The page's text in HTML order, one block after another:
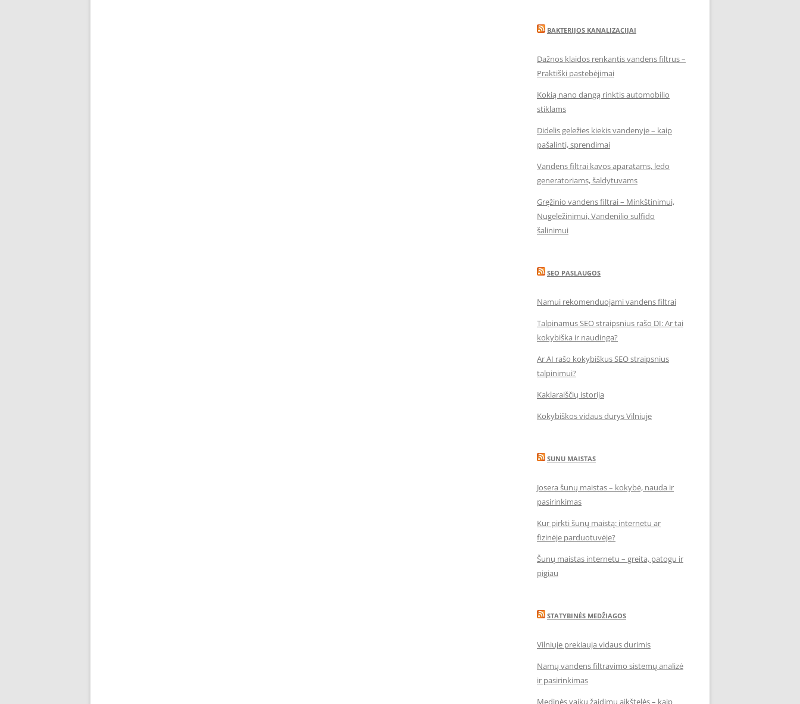
BAKTERIJOS KANALIZACIJAI
Dažnos klaidos renkantis vandens filtrus –
Praktiški pastebėjimai
Kokią nano dangą rinktis automobilio
stiklams
Didelis geležies kiekis vandenyje – kaip
pašalinti, sprendimai
Vandens filtrai kavos aparatams, ledo
generatoriams, šaldytuvams
Gręžinio vandens filtrai – Minkštinimui,
Nugeležinimui, Vandenilio sulfido
šalinimui
SEO PASLAUGOS
Namui rekomenduojami vandens filtrai
Talpinamus SEO straipsnius rašo DI: Ar tai
kokybiška ir naudinga?
Ar AI rašo kokybiškus SEO straipsnius
talpinimui?
Kaklaraiščių istorija
Kokybiškos vidaus durys Vilniuje
SUNU MAISTAS
Josera šunų maistas – kokybė, nauda ir
pasirinkimas
Kur pirkti šunų maistą: internetu ar
fizinėje parduotuvėje?
Šunų maistas internetu – greita, patogu ir
pigiau
STATYBINĖS MEDŽIAGOS
Vilniuje prekiauja vidaus durimis
Namų vandens filtravimo sistemų analizė
ir pasirinkimas
Medinės vaikų žaidimų aikštelės – kaip